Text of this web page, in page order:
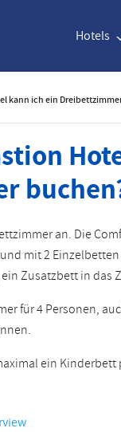
Hotels
kann ich ein
an. Die
mit 2
Zusatzbett in das
für 4 Personen,
ein